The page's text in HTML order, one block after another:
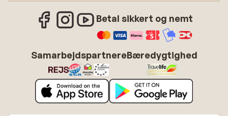
Betal sikkert og nemt
SamarbejdspartnereBæredygtighed